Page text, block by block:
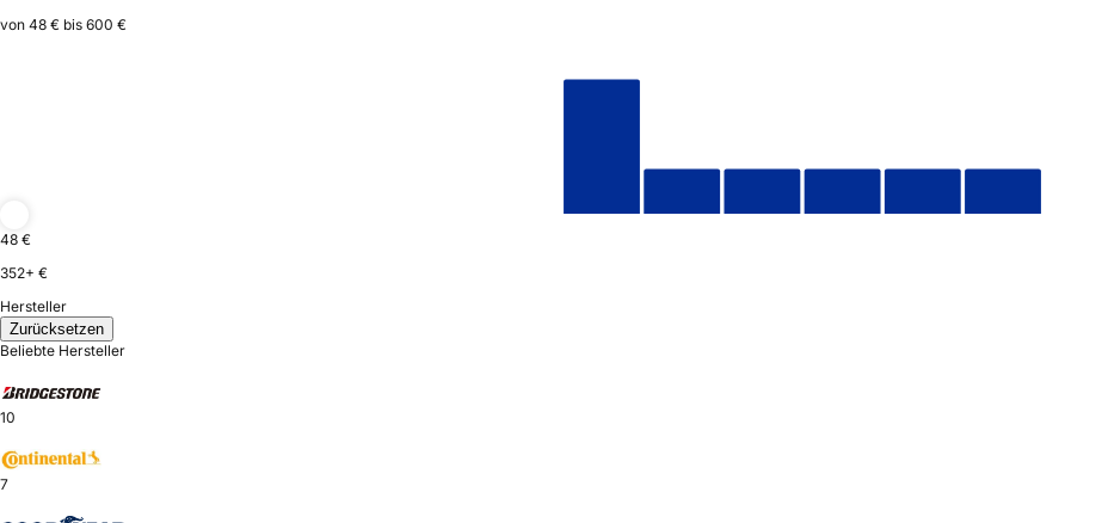
von 48 € bis 600 €
48 €
352+ €
Hersteller
Zurücksetzen
Beliebte Hersteller
10
7